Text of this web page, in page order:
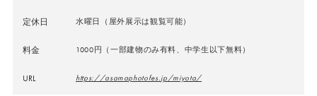
定休日 水曜日（屋外展示は観覧可能）
料金 1000円（一部建物のみ有料、中学生以下無料）
URL https://asamaphotofes.jp/miyota/